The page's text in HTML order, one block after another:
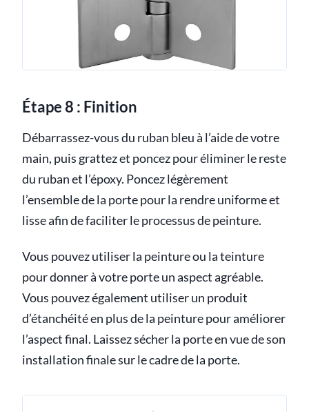
Étape 8 : Finition
Débarrassez-vous du ruban bleu à l’aide de votre
main, puis grattez et poncez pour éliminer le reste
du ruban et l’époxy. Poncez légèrement
l’ensemble de la porte pour la rendre uniforme et
lisse afin de faciliter le processus de peinture.
Vous pouvez utiliser la peinture ou la teinture
pour donner à votre porte un aspect agréable.
Vous pouvez également utiliser un produit
d’étanchéité en plus de la peinture pour améliorer
l’aspect final. Laissez sécher la porte en vue de son
installation finale sur le cadre de la porte.